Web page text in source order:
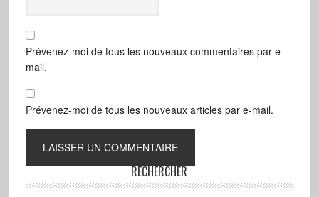
Prévenez-moi de tous les nouveaux commentaires par e-
mail.
Prévenez-moi de tous les nouveaux articles par e-mail.
RECHERCHER